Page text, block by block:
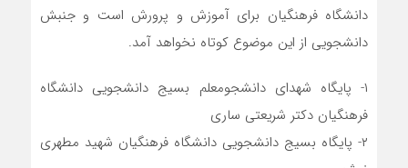
دانشگاه فرهنگیان برای آموزش و پرورش است و جنبش
دانشجویی از این موضوع کوتاه نخواهد آمد.
۱- پایگاه شهدای دانشجومعلم بسیج دانشجویی دانشگاه
فرهنگیان دکتر شریعتی ساری
۲- پایگاه بسیج دانشجویی دانشگاه فرهنگیان شهید مطهری